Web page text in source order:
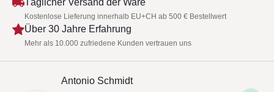
Täglicher Versand der Ware
Kostenlose Lieferung innerhalb EU+CH ab 500 € Bestellwert
Über 30 Jahre Erfahrung
Mehr als 10.000 zufriedene Kunden vertrauen uns
Antonio Schmidt